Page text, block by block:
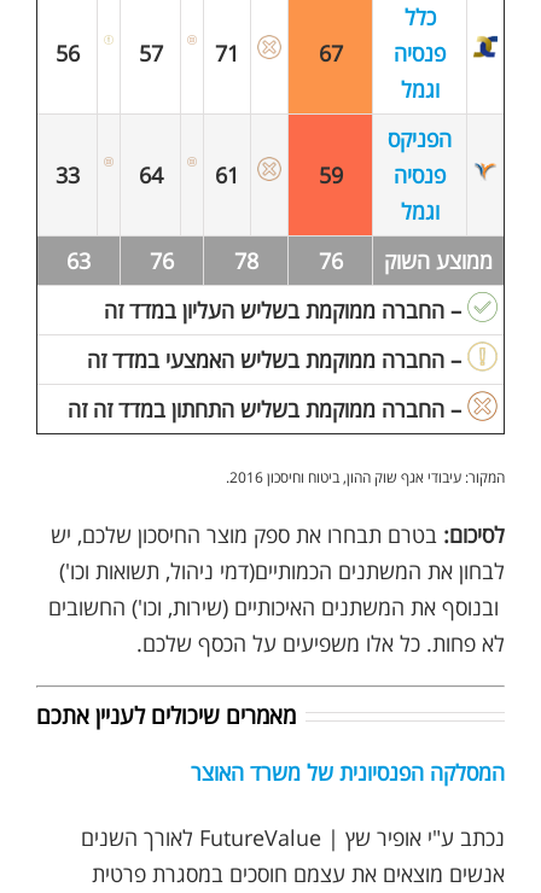
כלל
פנסיה
וגמל
67
71
57
56
הפניקס
פנסיה
וגמל
59
61
64
33
ממוצע השוק 76
78
76
63
– החברה ממוקמת בשליש העליון במדד זה
– החברה ממוקמת בשליש האמצעי במדד זה
– החברה ממוקמת בשליש התחתון במדד זה זה
המקור: עיבודי אגף שוק ההון, ביטוח וחיסכון 2016.
לסיכום: בטרם תבחרו את ספק מוצר החיסכון שלכם, יש
לבחון את המשתנים הכמותיים(דמי ניהול, תשואות וכו')
ובנוסף את המשתנים האיכותיים (שירות, וכו') החשובים
לא פחות. כל אלו משפיעים על הכסף שלכם.
מאמרים שיכולים לעניין אתכם
המסלקה הפנסיונית של משרד האוצר
נכתב ע"י אופיר שץ | FutureValue לאורך השנים
אנשים מוצאים את עצמם חוסכים במסגרת פרטית